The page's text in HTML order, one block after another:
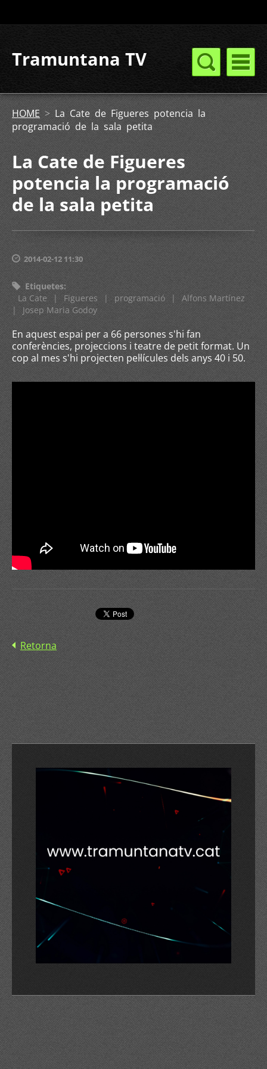
Tramuntana TV
HOME > La Cate de Figueres potencia la
programació de la sala petita
La Cate de Figueres
potencia la programació
de la sala petita
2014-02-12 11:30
Etiquetes:
La Cate
| Figueres | programació |
Alfons Martínez
|
Josep Maria Godoy
En aquest espai per a 66 persones s'hi fan
conferències, projeccions i teatre de petit format. Un
cop al mes s'hi projecten pel·lícules dels anys 40 i 50.
Retorna